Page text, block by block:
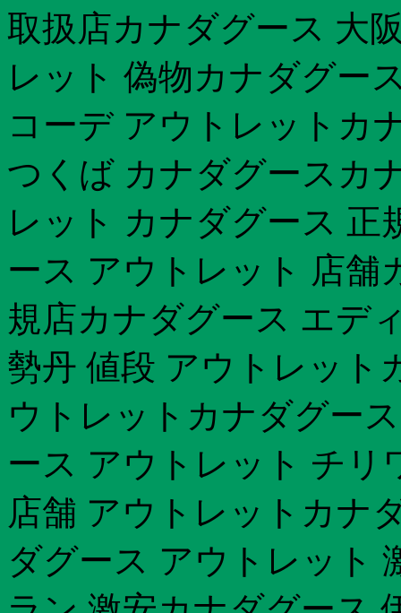
取扱店カナダグース 大
レット 偽物カナダグー
コーデ アウトレットカ
つくば カナダグースカ
レット カナダグース 正
ース アウトレット 店舗
規店カナダグース エデ
勢丹 値段 アウトレット
ウトレットカナダグー
ース アウトレット チリ
店舗 アウトレットカナ
ダグース アウトレット